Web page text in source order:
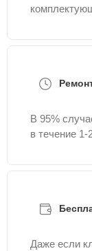
В 95%
в течение 1-
Даже если